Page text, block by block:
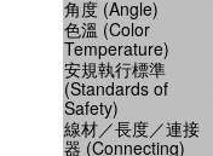
角度 (Angle)
色溫 (Color
Temperature)
安規執行標準
(Standards of
Safety)
線材／長度／連接
器 (Connecting)